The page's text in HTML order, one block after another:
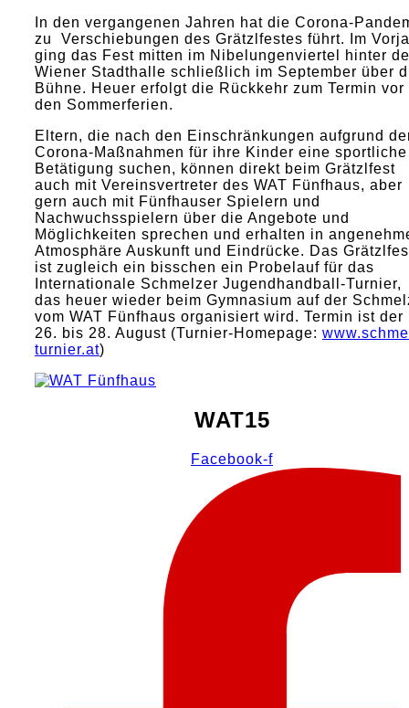
In den vergangenen Jahren hat die Corona-
zu Verschiebungen des Grätzlfestes führt. Im
ging das Fest mitten im Nibelungenviertel hinter
Wiener Stadthalle schließlich im September über
Bühne. Heuer erfolgt die Rückkehr zum Termin vor
den Sommerferien.
Eltern, die nach den Einschränkungen aufgrund
Corona-Maßnahmen für ihre Kinder eine sportliche
Betätigung suchen, können direkt beim Grätzlfest
auch mit Vereinsvertreter des WAT Fünfhaus, aber
gern auch mit Fünfhauser Spielern und
Nachwuchsspielern über die Angebote und
Möglichkeiten sprechen und erhalten in
Atmosphäre Auskunft und Eindrücke. Das
ist zugleich ein bisschen ein Probelauf für das
Internationale Schmelzer Jugendhandball-Turnier,
das heuer wieder beim Gymnasium auf der
vom WAT Fünfhaus organisiert wird. Termin ist der
26. bis 28. August (Turnier-Homepage:
turnier.at)
WAT15
Facebook-f